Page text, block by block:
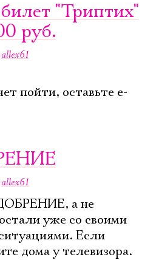
"Триптих"
руб.
allex61
пойти, оставьте e-
allex61
а не
уже со своими
Если
дома у телевизора.